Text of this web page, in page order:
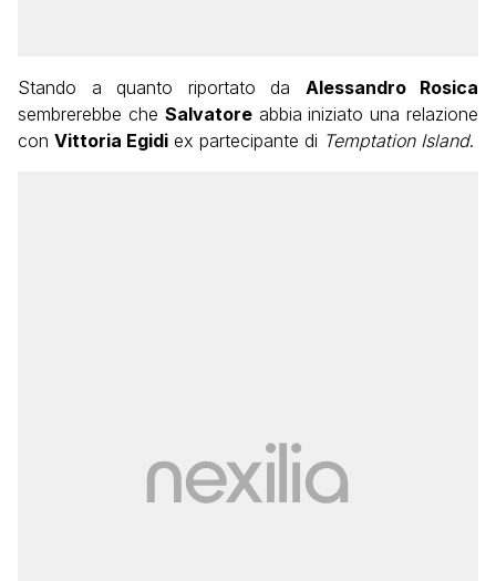
Stando a quanto riportato da Alessandro Rosica
sembrerebbe che Salvatoreabbia iniziato una relazione
con Vittoria Egidi ex partecipante di Temptation Island.